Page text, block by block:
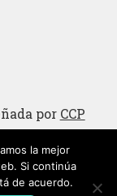
por CCP
la mejor
Si continúa
de acuerdo.